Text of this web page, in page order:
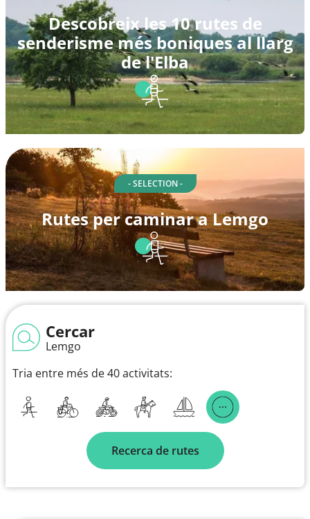
Descobreix les 10 rutes de
senderisme més boniques al llarg
de l'Elba
- SELECTION -
Rutes per caminar a Lemgo
Cercar
Lemgo
Tria entre més de 40 activitats:
Recerca de rutes